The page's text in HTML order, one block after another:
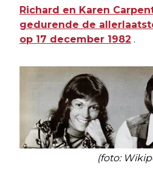
Richard en Karen
gedurende de
op 17 december 1982 .
(foto: